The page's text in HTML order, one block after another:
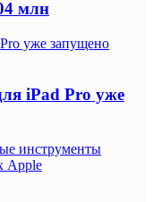
млн
уже запущено
iPad Pro уже
инструменты
Apple